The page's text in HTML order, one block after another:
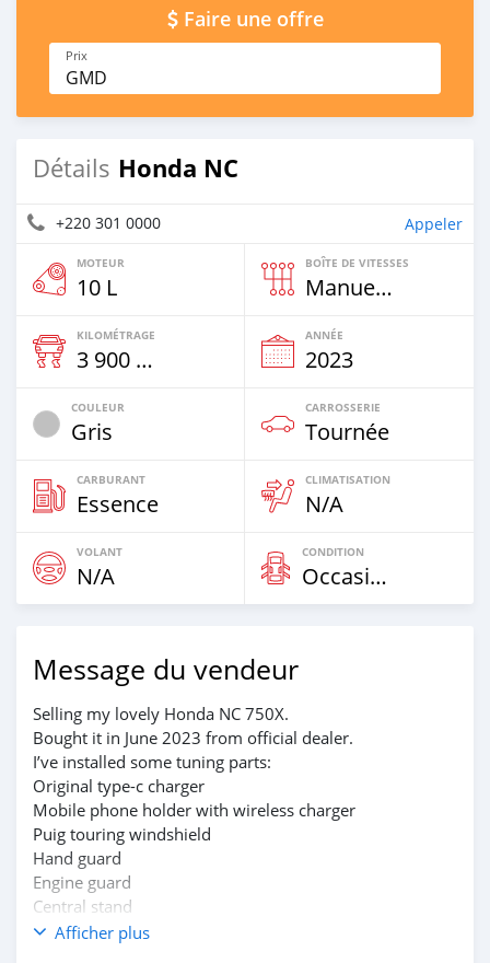
Faire une offre
Prix
GMD
Détails Honda NC
+220 301 0000 Appeler
MOTEUR
10 L
BOÎTE DE VITESSES
Manuelle
KILOMÉTRAGE
3 900 Km
ANNÉE
2023
COULEUR
Gris
CARROSSERIE
Tournée
CARBURANT
Essence
CLIMATISATION
N/A
VOLANT
N/A
CONDITION
Occasion
Message du vendeur
Selling my lovely Honda NC 750X.
Bought it in June 2023 from official dealer.
I’ve installed some tuning parts:
Original type-c charger
Mobile phone holder with wireless charger
Puig touring windshield
Hand guard
Engine guard
Central stand
Additional tail LED stop signal
Afficher plus